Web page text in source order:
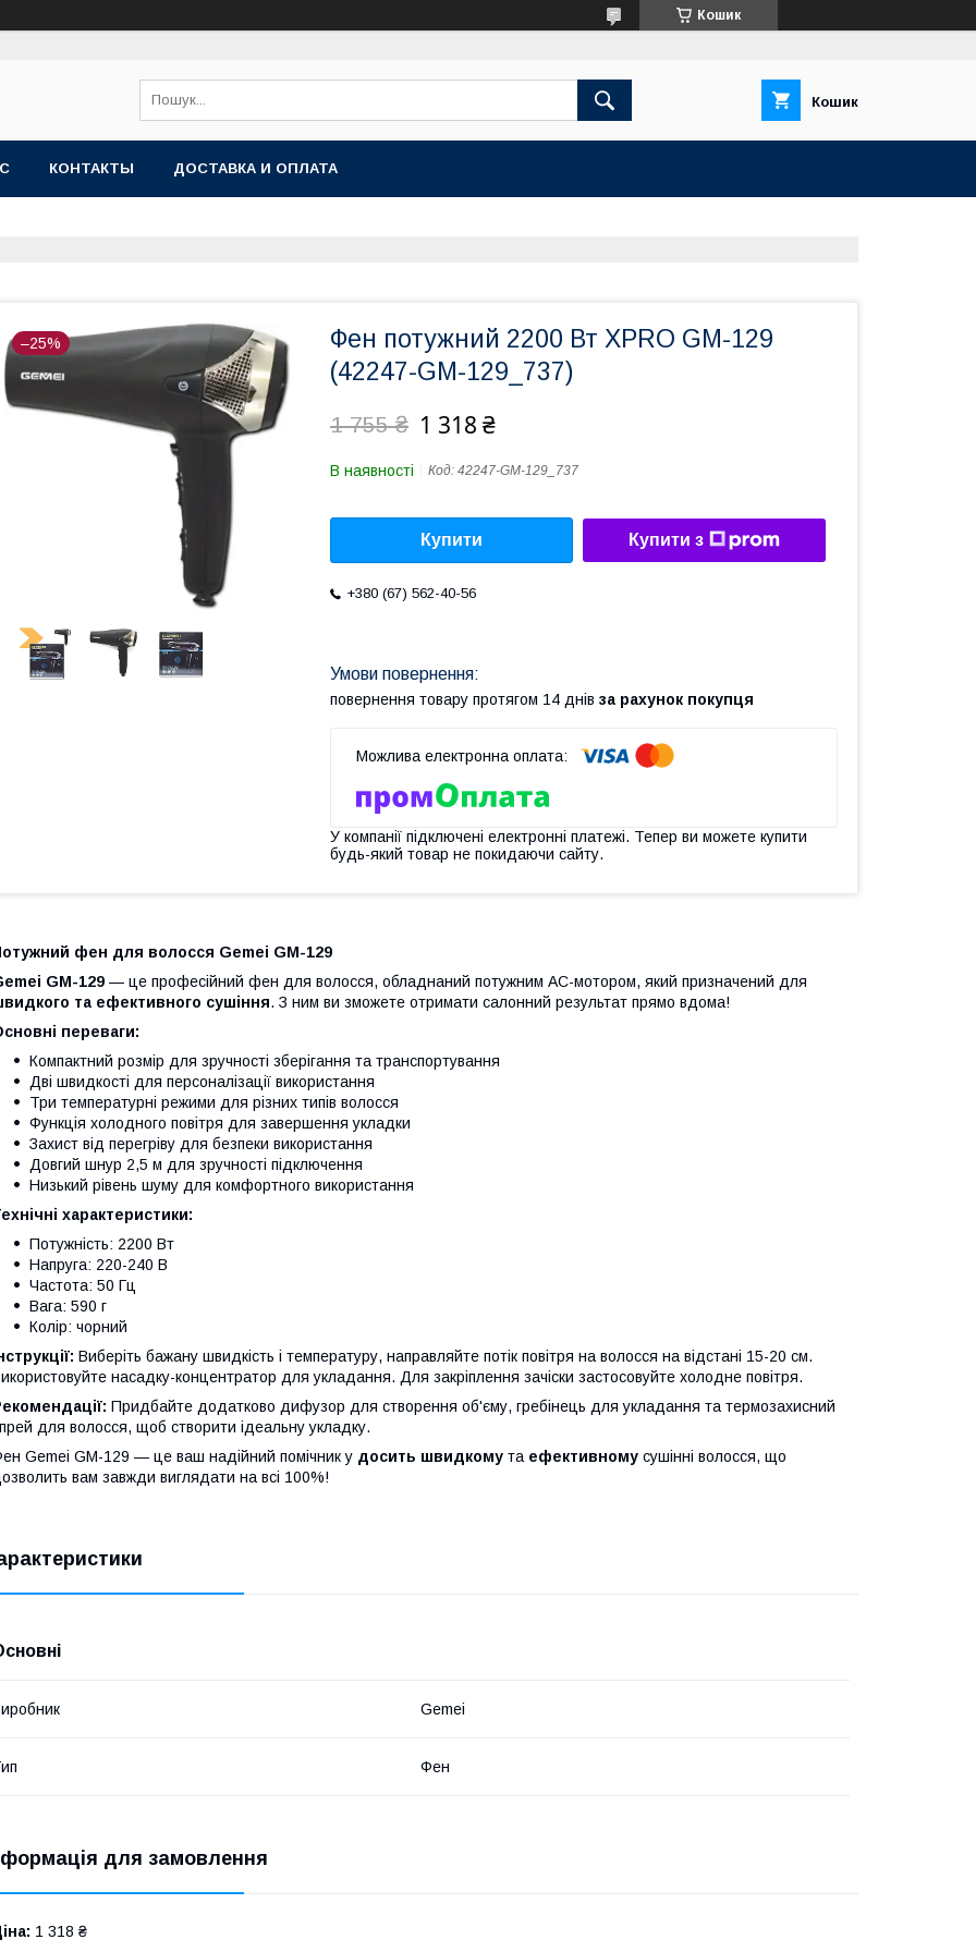
Кошик
Кошик
КОНТАКТЫ ДОСТАВКА И ОПЛАТА
–25%
Фен потужний 2200 Вт XPRO GM-129
(42247-GM-129_737)
1 755 ₴ 1 318 ₴
В наявності Код: 42247-GM-129_737
Купити Купити з
+380 (67) 562-40-56
повернення товару протягом 14 днів за рахунок покупця
У компанії підключені електронні платежі. Тепер ви можете купити
будь-який товар не покидаючи сайту.
фен для волосся Gemei GM-129
GM-129 — це професійний фен для волосся, обладнаний потужним AC-мотором, який призначений для
та ефективного сушіння. З ним ви зможете отримати салонний результат прямо вдома!
переваги:
Компактний розмір для зручності зберігання та транспортування
Дві швидкості для персоналізації використання
Три температурні режими для різних типів волосся
Функція холодного повітря для завершення укладки
Захист від перегріву для безпеки використання
Довгий шнур 2,5 м для зручності підключення
Низький рівень шуму для комфортного використання
характеристики:
Потужність: 2200 Вт
Напруга: 220-240 В
Частота: 50 Гц
Вага: 590 г
Колір: чорний
Виберіть бажану швидкість і температуру, направляйте потік повітря на волосся на відстані 15-20 см.
насадку-концентратор для укладання. Для закріплення зачіски застосовуйте холодне повітря.
Придбайте додатково дифузор для створення об'єму, гребінець для укладання та термозахисний
для волосся, щоб створити ідеальну укладку.
Gemei GM-129 — це ваш надійний помічник у досить швидкому та ефективному сушінні волосся, що
вам завжди виглядати на всі 100%!
Gemei
Фен
для замовлення
1 318 ₴